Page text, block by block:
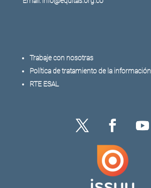
Trabaje con nosotras
Política de tratamiento de la información
RTE ESAL